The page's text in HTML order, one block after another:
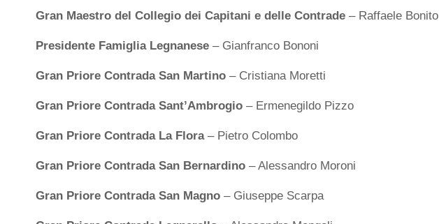
Gran Maestro del Collegio dei Capitani e delle Contrade – Raffaele Bonito
Presidente Famiglia Legnanese – Gianfranco Bononi
Gran Priore Contrada San Martino – Cristiana Moretti
Gran Priore Contrada Sant’Ambrogio – Ermenegildo Pizzo
Gran Priore Contrada La Flora– Pietro Colombo
Gran Priore Contrada San Bernardino – Alessandro Moroni
Gran Priore Contrada San Magno – Giuseppe Scarpa